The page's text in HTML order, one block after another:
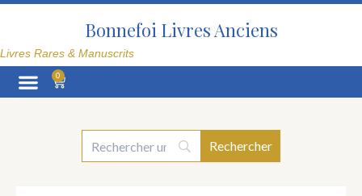
Aller
Bonnefoi Livres Anciens
Livres Rares & Manuscrits
0
Panier